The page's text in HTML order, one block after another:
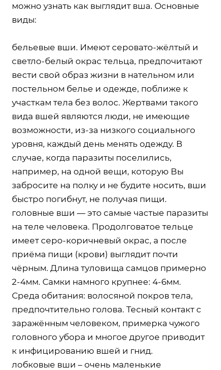
можно узнать как выглядит вша. Основные
виды:
бельевые вши. Имеют серовато-жёлтый и
светло-белый окрас тельца, предпочитают
вести свой образ жизни в нательном или
постельном белье и одежде, поближе к
участкам тела без волос. Жертвами такого
вида вшей являются люди, не имеющие
возможности, из-за низкого социального
уровня, каждый день менять одежду. В
случае, когда паразиты поселились,
например, на одной вещи, которую Вы
забросите на полку и не будите носить, вши
быстро погибнут, не получая пищи.
головные вши — это самые частые паразиты
на теле человека. Продолговатое тельце
имеет серо-коричневый окрас, а после
приёма пищи (крови) выглядит почти
чёрным. Длина туловища самцов примерно
2-4мм. Самки намного крупнее: 4-6мм.
Среда обитания: волосяной покров тела,
предпочтительно голова. Тесный контакт с
заражённым человеком, примерка чужого
головного убора и многое другое приводит
к инфицированию вшей и гнид.
лобковые вши – очень маленькие